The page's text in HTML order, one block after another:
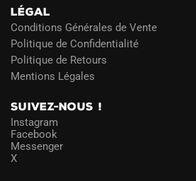
LÉGAL
Conditions Générales de Vente
Politique de Confidentialité
Politique de Retours
Mentions Légales
SUIVEZ-NOUS !
Instagram
Facebook
Messenger
X